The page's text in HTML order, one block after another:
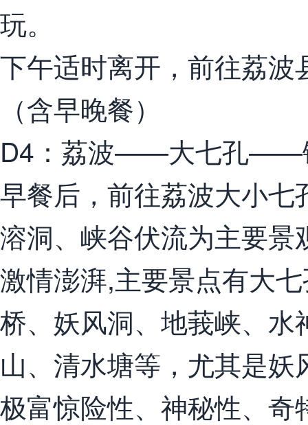
玩。
下午适时离开，前往荔
（含早晚餐）
D4：荔波——大七孔——
早餐后，前往荔波大小
溶洞、峡谷伏流为主要
激情澎湃,主要景点有大
桥、妖风洞、地莪峡、
山、清水塘等，尤其是
极富惊险性、神秘性、奇